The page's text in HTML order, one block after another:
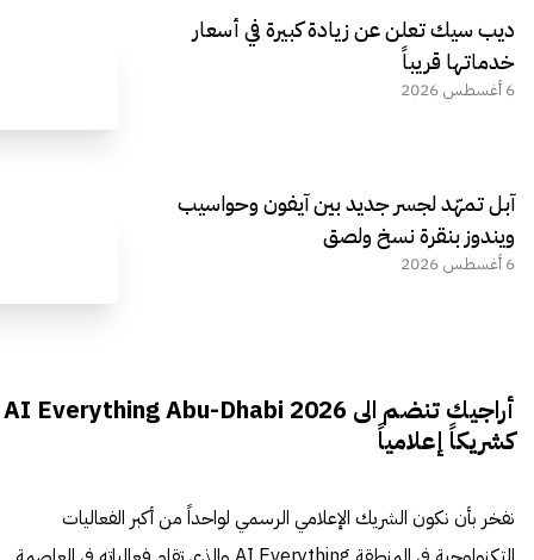
ديب سيك تعلن عن زيادة كبيرة في أسعار
خدماتها قريباً
6 أغسطس 2026
آبل تمهّد لجسر جديد بين آيفون وحواسيب
ويندوز بنقرة نسخ ولصق
6 أغسطس 2026
أراجيك تنضم الى AI Everything Abu-Dhabi 2026
كشريكاً إعلامياً
نفخر بأن نكون الشريك الإعلامي الرسمي لواحداً من أكبر الفعاليات